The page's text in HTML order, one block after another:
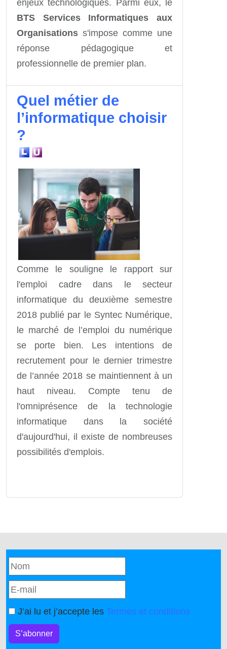
enjeux technologiques. Parmi eux, le
BTS Services Informatiques aux
Organisations s'impose comme une
réponse pédagogique et
professionnelle de premier plan.
Quel métier de
l’informatique choisir
?
Comme le souligne le rapport sur
l'emploi cadre dans le secteur
informatique du deuxième semestre
2018 publié par le Syntec Numérique,
le marché de l’emploi du numérique
se porte bien. Les intentions de
recrutement pour le dernier trimestre
de l’année 2018 se maintiennent à un
haut niveau. Compte tenu de
l'omniprésence de la technologie
informatique dans la société
d'aujourd'hui, il existe de nombreuses
possibilités d'emplois.
J’ai lu et j’accepte les Termes et conditions
S’abonner